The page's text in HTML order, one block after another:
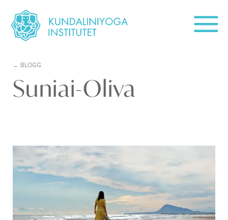
BLOGG
Suniai-Oliva